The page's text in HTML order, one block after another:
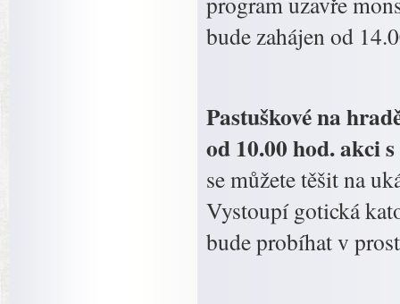
bude zahájen od
Pastuškové na
od 10.00 hod. akci
se můžete těšit na
Vystoupí gotická
bude probíhat v